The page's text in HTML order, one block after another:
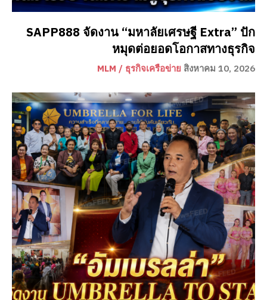
SAPP888 จัดงาน “มหาลัยเศรษฐี Extra” ปัก
หมุดต่อยอดโอกาสทางธุรกิจ
MLM / ธุรกิจเครือข่าย สิงหาคม 10, 2026